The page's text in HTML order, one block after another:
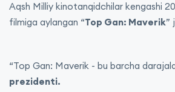
Aqsh Milliy kinotanqidchilar kengashi
filmiga aylangan “Top Gan: Maverik”
“Top Gan: Maverik - bu barcha
prezidenti.